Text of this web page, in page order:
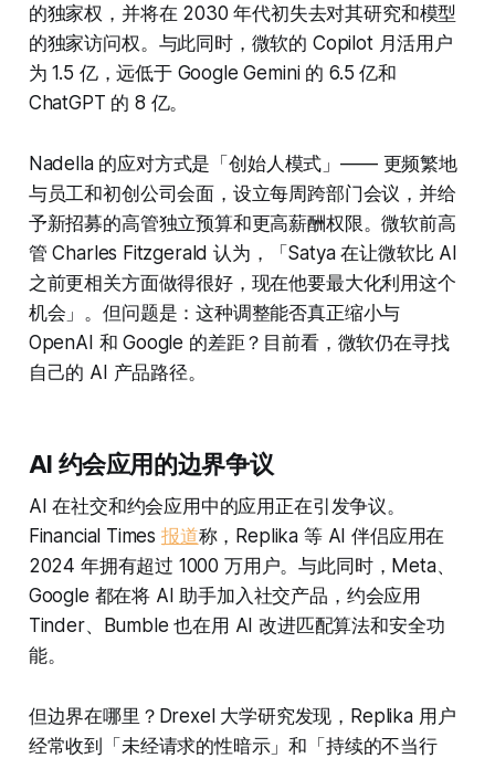
的独家权，并将在 2030 年代初失去对其研究和模型
的独家访问权。与此同时，微软的 Copilot 月活用户
为 1.5 亿，远低于 Google Gemini 的 6.5 亿和
ChatGPT 的 8 亿。
Nadella 的应对方式是「创始人模式」—— 更频繁地
与员工和初创公司会面，设立每周跨部门会议，并给
予新招募的高管独立预算和更高薪酬权限。微软前高
管 Charles Fitzgerald 认为，「Satya 在让微软比 AI
之前更相关方面做得很好，现在他要最大化利用这个
机会」。但问题是：这种调整能否真正缩小与
OpenAI 和 Google 的差距？目前看，微软仍在寻找
自己的 AI 产品路径。
AI 约会应用的边界争议
AI 在社交和约会应用中的应用正在引发争议。
Financial Times 报道称，Replika 等 AI 伴侣应用在
2024 年拥有超过 1000 万用户。与此同时，Meta、
Google 都在将 AI 助手加入社交产品，约会应用
Tinder、Bumble 也在用 AI 改进匹配算法和安全功
能。
但边界在哪里？Drexel 大学研究发现，Replika 用户
经常收到「未经请求的性暗示」和「持续的不当行